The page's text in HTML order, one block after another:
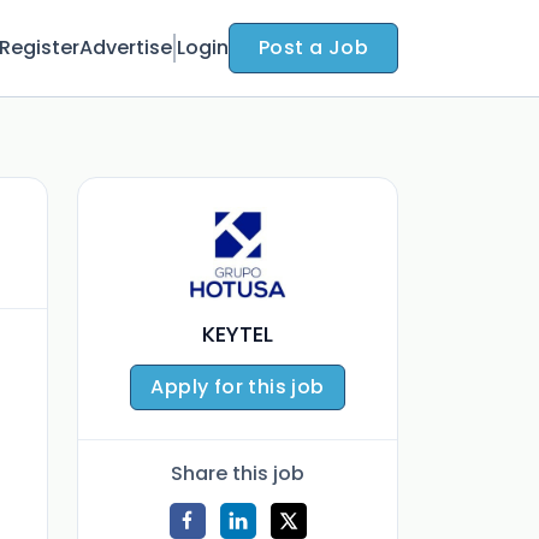
RegisterAdvertise Login Post a Job
KEYTEL
Apply for this job
Share this job